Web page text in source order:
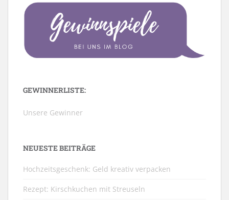
GEWINNERLISTE:
Unsere Gewinner
NEUESTE BEITRÄGE
Hochzeitsgeschenk: Geld kreativ verpacken
Rezept: Kirschkuchen mit Streuseln